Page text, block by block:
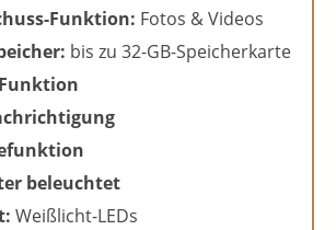
Funktion: Fotos & Videos
bis zu 32-GB-Speicherkarte
beleuchtet
Weißlicht-LEDs